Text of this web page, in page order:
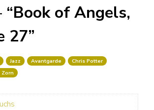
“Book of Angels,
27”
Jazz Avantgarde
Chris Potter
Zorn